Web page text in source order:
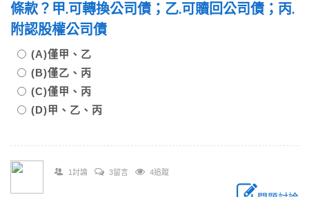
條款？甲.可轉換公司債；乙.可贖回公司債；丙.
附認股權公司債
(A)僅甲、乙
(B)僅乙、丙
(C)僅甲、丙
(D)甲、乙、丙
1討論 3留言 4追蹤